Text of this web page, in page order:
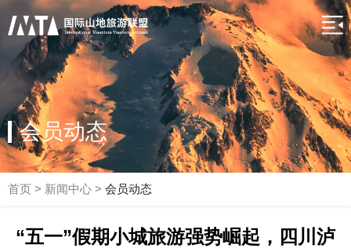
会员动态
首页 > 新闻中心 > 会员动态
“五一”假期小城旅游强势崛起，四川泸